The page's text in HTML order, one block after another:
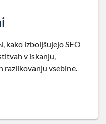
kako izboljšujejo SEO
v iskanju,
razlikovanju vsebine.